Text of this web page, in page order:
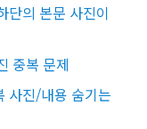
단의 본문 사진이
중복 문제
사진/내용 숨기는